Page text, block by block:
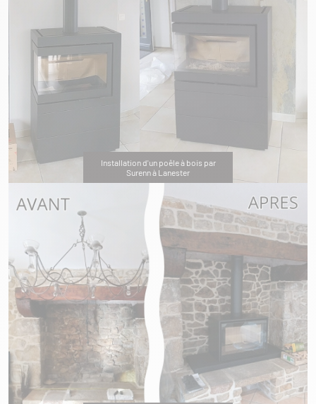
Installation d'un poêle à bois par
Surenn à Lanester